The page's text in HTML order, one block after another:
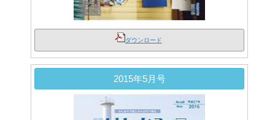
ダウンロード
2015年5月号